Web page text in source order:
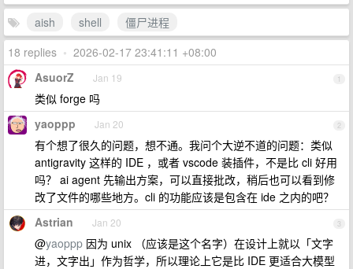
aish
shell
僵尸进程
18 replies • 2026-02-17 23:41:11 +08:00
1
AsuorZ Jan 19
类似 forge 吗
2
yaoppp Jan 20
有个想了很久的问题，想不通。我问个大逆不道的问题：类似
antigravity 这样的 IDE ，或者 vscode 装插件，不是比 cli 好用
吗？ ai agent 先输出方案，可以直接批改，稍后也可以看到修
改了文件的哪些地方。cli 的功能应该是包含在 ide 之内的吧？
3
Astrian Jan 20
@yaoppp 因为 unix （应该是这个名字）在设计上就以「文字
进，文字出」作为哲学，所以理论上它是比 IDE 更适合大模型